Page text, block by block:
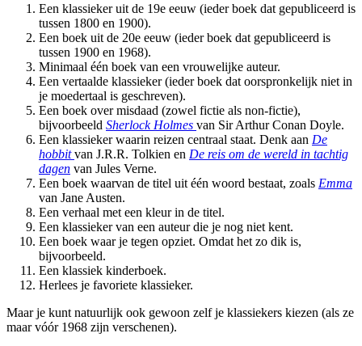
Een klassieker uit de 19e eeuw (ieder boek dat gepubliceerd is
tussen 1800 en 1900).
Een boek uit de 20e eeuw (ieder boek dat gepubliceerd is
tussen 1900 en 1968).
Minimaal één boek van een vrouwelijke auteur.
Een vertaalde klassieker (ieder boek dat oorspronkelijk niet in
je moedertaal is geschreven).
Een boek over misdaad (zowel fictie als non-fictie),
bijvoorbeeld Sherlock Holmes van Sir Arthur Conan Doyle.
Een klassieker waarin reizen centraal staat. Denk aan De
hobbitvan J.R.R. Tolkien en De reis om de wereld in tachtig
dagen van Jules Verne.
Een boek waarvan de titel uit één woord bestaat, zoals Emma
van Jane Austen.
Een verhaal met een kleur in de titel.
Een klassieker van een auteur die je nog niet kent.
Een boek waar je tegen opziet. Omdat het zo dik is,
bijvoorbeeld.
Een klassiek kinderboek.
Herlees je favoriete klassieker.
Maar je kunt natuurlijk ook gewoon zelf je klassiekers kiezen (als ze
maar vóór 1968 zijn verschenen).